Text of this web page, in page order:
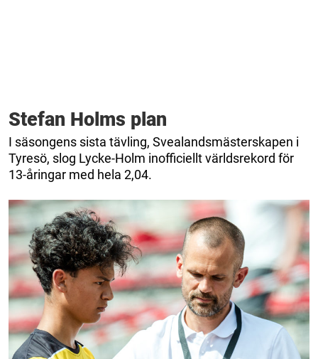
Stefan Holms plan
I säsongens sista tävling, Svealandsmästerskapen i
Tyresö, slog Lycke-Holm inofficiellt världsrekord för
13-åringar med hela 2,04.